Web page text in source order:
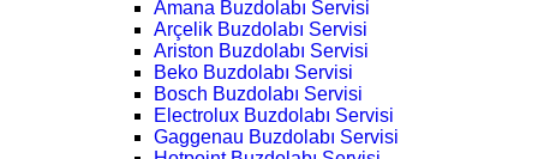
Amana Buzdolabı Servisi
Arçelik Buzdolabı Servisi
Ariston Buzdolabı Servisi
Beko Buzdolabı Servisi
Bosch Buzdolabı Servisi
Electrolux Buzdolabı Servisi
Gaggenau Buzdolabı Servisi